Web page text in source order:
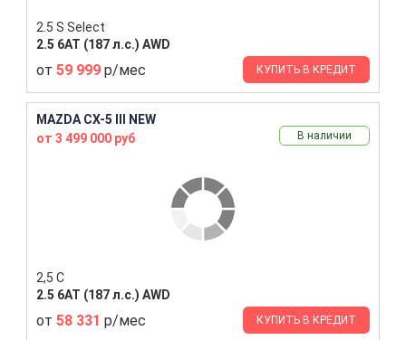
2.5 S Select
2.5 6AT (187 л.с.) AWD
от 59 999 р/мес КУПИТЬ В КРЕДИТ
MAZDA CX-5 III NEW
от 3 499 000 руб
В наличии
2,5 С
2.5 6AT (187 л.с.) AWD
от 58 331 р/мес КУПИТЬ В КРЕДИТ